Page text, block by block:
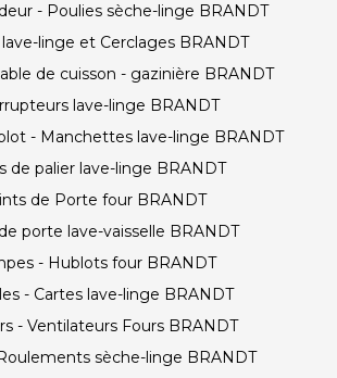
- Poulies sèche-linge BRANDT
linge et Cerclages BRANDT
de cuisson - gazinière BRANDT
lave-linge BRANDT
- Manchettes lave-linge BRANDT
de palier lave-linge BRANDT
de Porte four BRANDT
porte lave-vaisselle BRANDT
- Hublots four BRANDT
- Cartes lave-linge BRANDT
- Ventilateurs Fours BRANDT
sèche-linge BRANDT